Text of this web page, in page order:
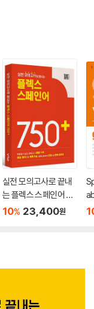
실전 모의고사로 끝내
는 플렉스 스페인어 75
0+
10% 23,400원